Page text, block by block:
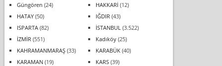
Güngören (24) HAKKARİ (12)
HATAY(50) IĞDIR (43)
ISPARTA(82) İSTANBUL (3.522)
İZMİR (551) Kadıköy(25)
KAHRAMANMARAŞ(33) KARABÜK(40)
KARAMAN(19) KARS(39)